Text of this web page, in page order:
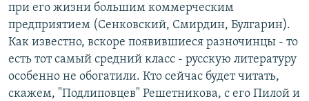
при его жизни большим коммерческим
предприятием (Сенковский, Смирдин, Булгарин).
Как известно, вскоре появившиеся разночинцы - то
есть тот самый средний класс - русскую литературу
особенно не обогатили. Кто сейчас будет читать,
скажем, "Подлиповцев" Решетникова, с его Пилой и